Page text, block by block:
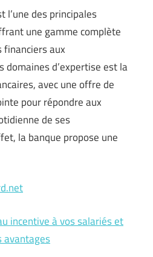
l’une des principales
une gamme complète
aux
domaines d’expertise est la
avec une offre de
pour répondre aux
de ses
la banque propose une
incentive à vos salariés et
avantages